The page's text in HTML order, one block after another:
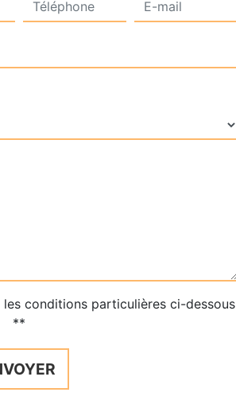
conditions particulières ci-dessous
**